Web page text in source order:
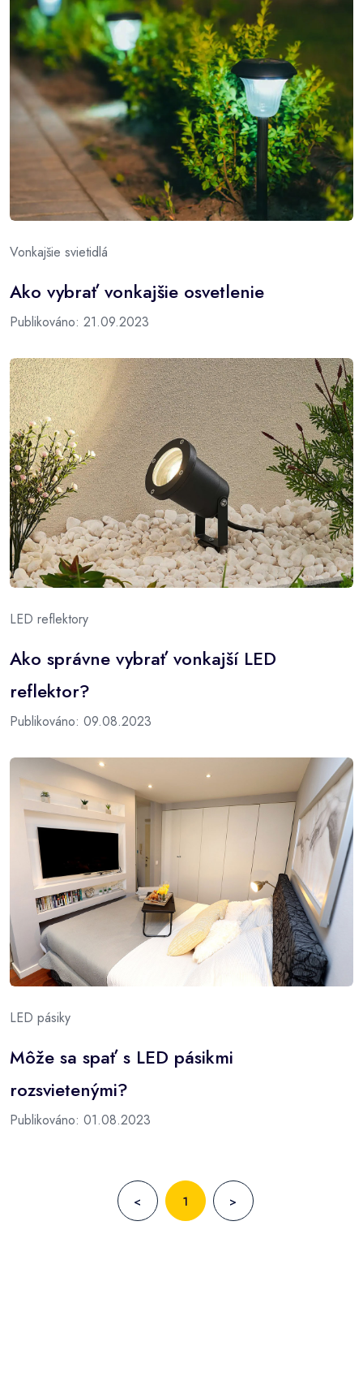
Vonkajšie svietidlá
Ako vybrať vonkajšie osvetlenie
Publikováno: 21.09.2023
LED reflektory
Ako správne vybrať vonkajší LED
reflektor?
Publikováno: 09.08.2023
LED pásiky
Môže sa spať s LED pásikmi
rozsvietenými?
Publikováno: 01.08.2023
< 1 >